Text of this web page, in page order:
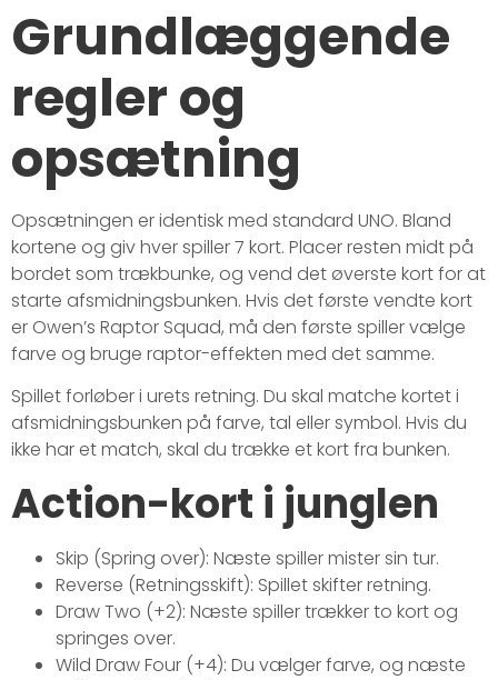
Grundlæggende
regler og
opsætning
Opsætningen er identisk med standard UNO. Bland
kortene og giv hver spiller 7 kort. Placer resten midt på
bordet som trækbunke, og vend det øverste kort for at
starte afsmidningsbunken. Hvis det første vendte kort
er Owen’s Raptor Squad, må den første spiller vælge
farve og bruge raptor-effekten med det samme.
Spillet forløber i urets retning. Du skal matche kortet i
afsmidningsbunken på farve, tal eller symbol. Hvis du
ikke har et match, skal du trække et kort fra bunken.
Action-kort i junglen
Skip (Spring over): Næste spiller mister sin tur.
Reverse (Retningsskift): Spillet skifter retning.
Draw Two (+2): Næste spiller trækker to kort og
springes over.
Wild Draw Four (+4): Du vælger farve, og næste